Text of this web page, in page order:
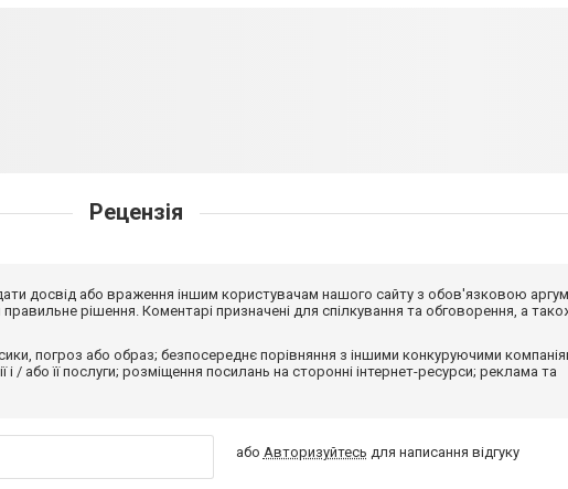
Рецензія
досвід або враження іншим користувачам нашого сайту з обов'язковою
рішення. Коментарі призначені для спілкування та обговорення, а
погроз або образ; безпосереднє порівняння з іншими конкуруючими
/ або її послуги; розміщення посилань на сторонні інтернет-ресурси; реклама та
або Авторизуйтесь для написання відгуку